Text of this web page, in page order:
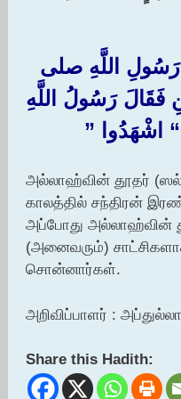
اللَّهِ صلى
فَقَالَ رَسُولُ اللَّهِ
اشْهَدُوا ‏”‏
அல்லாஹ்வின் தூதர்
காலத்தில் சந்திரன்
அப்போது அல்லாஹ்வின்
(அனைவரும்)
சொன்னார்கள்.
அறிவிப்பாளர் :
Share this Hadith: